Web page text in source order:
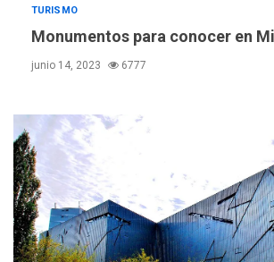
TURISMO
Monumentos para conocer en
junio 14, 2023 6777